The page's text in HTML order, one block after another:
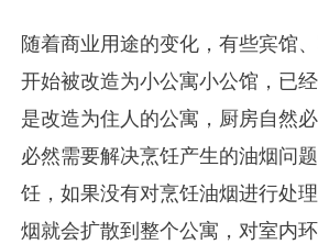
随着商业用途的变化，有些宾馆
开始被改造为小公寓小公馆，已
是改造为住人的公寓，厨房自然
必然需要解决烹饪产生的油烟问
饪，如果没有对烹饪油烟进行处
烟就会扩散到整个公寓，对室内